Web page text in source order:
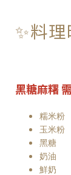
✨料
黑糖麻糬
糯米粉
玉米粉
黑糖
奶油
鮮奶